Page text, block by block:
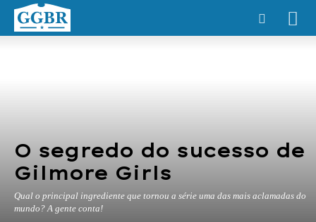
O segredo do sucesso de
Gilmore Girls
Qual o principal ingrediente que tornou a série uma das mais aclamadas do
mundo? A gente conta!